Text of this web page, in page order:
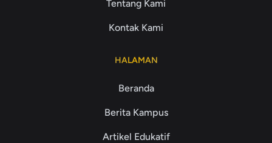
Tentang Kami
Kontak Kami
HALAMAN
Beranda
Berita Kampus
Artikel Edukatif